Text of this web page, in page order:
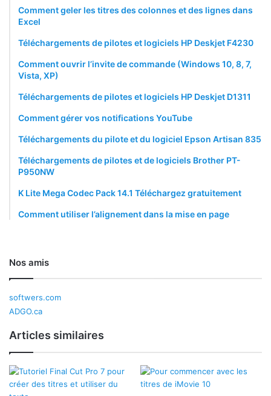
Comment geler les titres des colonnes et des lignes dans
Excel
Téléchargements de pilotes et logiciels HP Deskjet F4230
Comment ouvrir l’invite de commande (Windows 10, 8, 7,
Vista, XP)
Téléchargements de pilotes et logiciels HP Deskjet D1311
Comment gérer vos notifications YouTube
Téléchargements du pilote et du logiciel Epson Artisan 835
Téléchargements de pilotes et de logiciels Brother PT-
P950NW
K Lite Mega Codec Pack 14.1 Téléchargez gratuitement
Comment utiliser l’alignement dans la mise en page
Nos amis
softwers.com
ADGO.ca
Articles similaires